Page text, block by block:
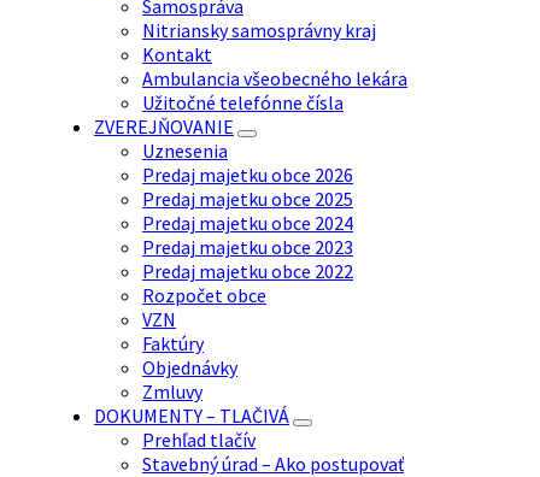
Samospráva
Nitriansky samosprávny kraj
Kontakt
Ambulancia všeobecného lekára
Užitočné telefónne čísla
ZVEREJŇOVANIE
Uznesenia
Predaj majetku obce 2026
Predaj majetku obce 2025
Predaj majetku obce 2024
Predaj majetku obce 2023
Predaj majetku obce 2022
Rozpočet obce
VZN
Faktúry
Objednávky
Zmluvy
DOKUMENTY – TLAČIVÁ
Prehľad tlačív
Stavebný úrad – Ako postupovať